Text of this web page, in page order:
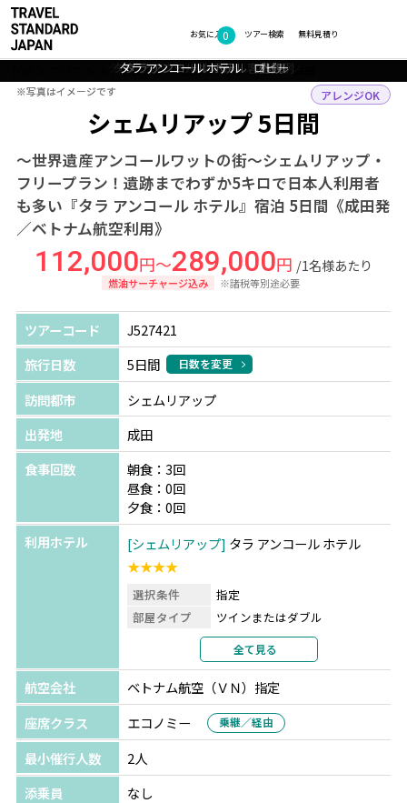
お気に入り
0 無料見積り
ツアー検索
カンボジア シェムリアップ ツアー詳細
シェムリアップ 5日間
～世界遺産アンコールワットの街～シェムリアップ・
フリープラン！遺跡までわずか5キロで日本人利用者
も多い『タラ アンコール ホテル』宿泊 5日間《成田発
／ベトナム航空利用》
アレンジOK
112,000円～289,000円 /1名様あたり
燃油サーチャージ込み ※諸税等別途必要
タラ アンコール ホテル レストラン
タラ アンコール ホテル 客室一例
タラ アンコール ホテル 外観
タラ アンコール ホテル ロビー
タラ アンコール ホテル プール
フォトギャラリー
※写真はイメージです
※写真はイメージです
ツアーコード
J527421
旅行日数
5日間 日数を変更
訪問都市
シェムリアップ
出発地
成田
食事回数
朝食：3回
昼食：0回
夕食：0回
利用ホテル
シェムリアップ タラ アンコール ホテル
★★★★
選択条件
指定
部屋タイプ
ツインまたはダブル
2名1室利用
部屋カテゴリ
指定なし
全て見る
航空会社
ベトナム航空（ＶＮ）指定
座席クラス
エコノミー 乗継／経由
最小催行人数
2人
添乗員
なし